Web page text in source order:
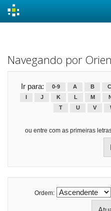
Navegando por
Ir para: 0-9 A B C
J K L M N
T
U V
ou entre com as primeiras
Ordem: